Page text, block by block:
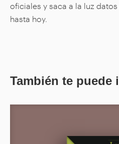
oficiales y saca a la luz
hasta hoy.
También te puede